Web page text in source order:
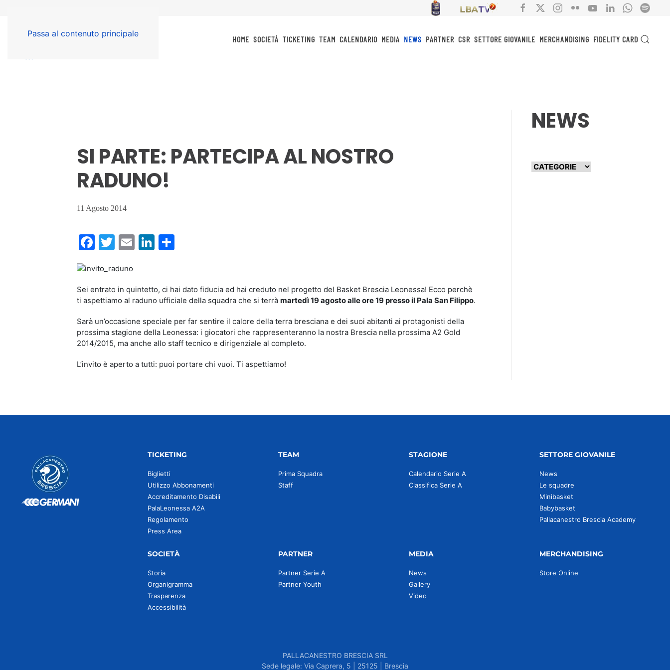
Passa al contenuto principale
HOME SOCIETÁ TICKETING TEAM CALENDARIO MEDIA NEWS PARTNER CSR SETTORE GIOVANILE MERCHANDISING FIDELITY CARD
SI PARTE: PARTECIPA AL NOSTRO
RADUNO!
11 Agosto 2014
Facebook
Twitter
EmailLinkedIn
Sei entrato in quintetto, ci hai dato fiducia ed hai creduto nel progetto del Basket Brescia Leonessa! Ecco perchè
ti aspettiamo al raduno ufficiale della squadra che si terrà martedì 19 agosto alle ore 19 presso il Pala San Filippo.
Sarà un’occasione speciale per far sentire il calore della terra bresciana e dei suoi abitanti ai protagonisti della
prossima stagione della Leonessa: i giocatori che rappresenteranno la nostra Brescia nella prossima A2 Gold
2014/2015, ma anche allo staff tecnico e dirigenziale al completo.
L’invito è aperto a tutti: puoi portare chi vuoi. Ti aspettiamo!
NEWS
TICKETING
Biglietti
Utilizzo Abbonamenti
Accreditamento Disabili
PalaLeonessa A2A
Regolamento
Press Area
TEAM
Prima Squadra
Staff
STAGIONE
Calendario Serie A
Classifica Serie A
SETTORE GIOVANILE
News
Le squadre
Minibasket
Babybasket
Pallacanestro Brescia Academy
SOCIETÀ
Storia
Organigramma
Trasparenza
Accessibilità
PARTNER
Partner Serie A
Partner Youth
MEDIA
News
Gallery
Video
MERCHANDISING
Store Online
PALLACANESTRO BRESCIA SRL
Sede legale: Via Caprera, 5 | 25125 | Brescia